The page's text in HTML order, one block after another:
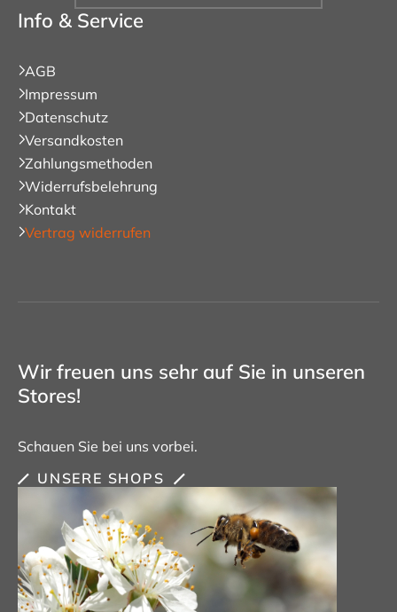
Info & Service
AGB
Impressum
Datenschutz
Versandkosten
Zahlungsmethoden
Widerrufsbelehrung
Kontakt
Vertrag widerrufen
Wir freuen uns sehr auf Sie in unseren
Stores!
Schauen Sie bei uns vorbei.
UNSERE SHOPS